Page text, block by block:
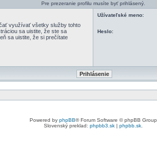
Pre prezeranie profilu musíte byť prihlásený.
využívať všetky služby tohto
sa uistite, že ste sa
sa uistite, že si prečítate
Užívateľské meno:
Heslo:
Powered by phpBB® Forum Software © phpBB Group
Slovenský preklad: phpbb3.sk | phpbb.sk